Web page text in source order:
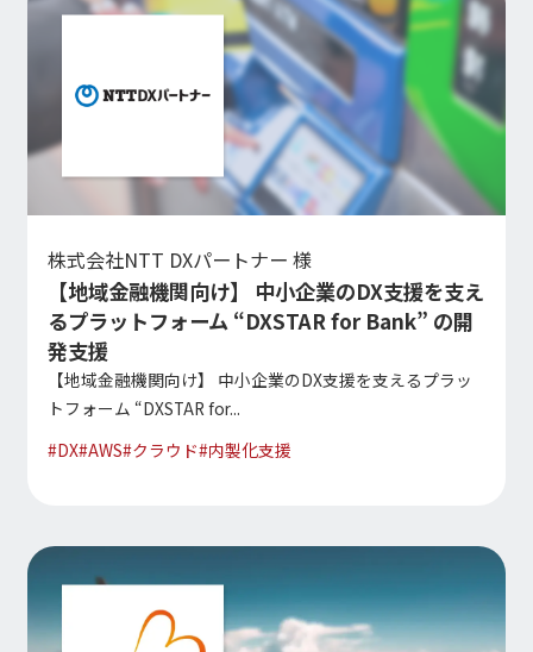
株価情報
IRカレンダー
FAQ
ディスクロージャーポリシー
免責事項
IR情報お問合せ
株式会社NTT DXパートナー 様
【地域金融機関向け】 中小企業のDX支援を支え
るプラットフォーム “DXSTAR for Bank” の開
発支援
【地域金融機関向け】 中小企業のDX支援を支えるプラッ
トフォーム “DXSTAR for...
#DX#AWS#クラウド#内製化支援